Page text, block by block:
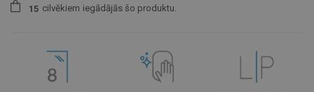
1 5 cilvēkiem iegādājās šo produktu.